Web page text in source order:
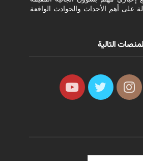
على أهم الأحداث والحوادث الواقعة
التالية